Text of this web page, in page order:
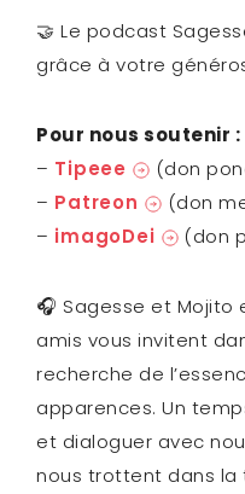
🤝 Le podcast
grâce à votre
Pour nous soutenir :
– Tipeee
(don
– Patreon
(don
– imagoDei (don
🎧 Sagesse et Mojito
amis vous invitent
recherche de
apparences. Un
et dialoguer avec
nous trottent dans